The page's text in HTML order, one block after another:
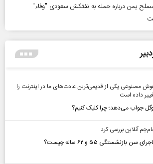
مسلح یمن درباره حمله به نفتکش سعودی "وفاء"
مصنوعی یکی از قدیمی‌ترین عادت‌های ما در اینترنت را
داده است
جواب می‌دهد؛ چرا کلیک کنیم؟
آنلاین بررسی کرد
سن بازنشستگی ۵۵ و ۶۲ ساله چیست؟